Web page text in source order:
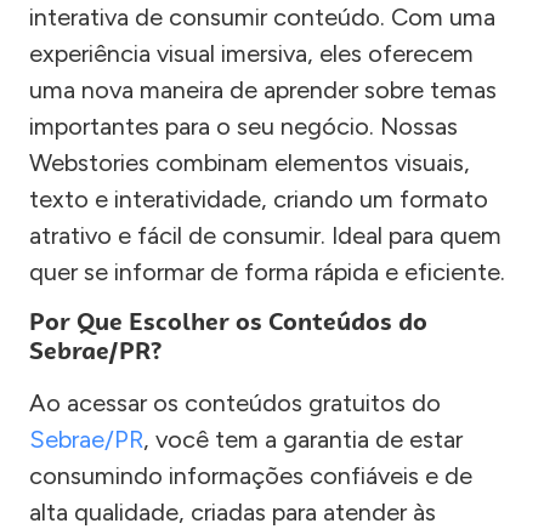
interativa de consumir conteúdo. Com uma
experiência visual imersiva, eles oferecem
uma nova maneira de aprender sobre temas
importantes para o seu negócio. Nossas
Webstories combinam elementos visuais,
texto e interatividade, criando um formato
atrativo e fácil de consumir. Ideal para quem
quer se informar de forma rápida e eficiente.
Por Que Escolher os Conteúdos do
Sebrae/PR?
Ao acessar os conteúdos gratuitos do
Sebrae/PR, você tem a garantia de estar
consumindo informações confiáveis e de
alta qualidade, criadas para atender às